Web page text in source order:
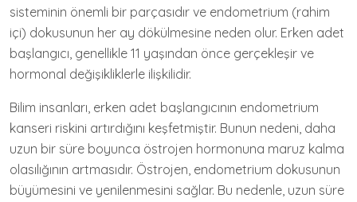
sisteminin önemli bir parçasıdır ve endometrium (rahim
içi) dokusunun her ay dökülmesine neden olur. Erken adet
başlangıcı, genellikle 11 yaşından önce gerçekleşir ve
hormonal değişikliklerle ilişkilidir.
Bilim insanları, erken adet başlangıcının endometrium
kanseri riskini artırdığını keşfetmiştir. Bunun nedeni, daha
uzun bir süre boyunca östrojen hormonuna maruz kalma
olasılığının artmasıdır. Östrojen, endometrium dokusunun
büyümesini ve yenilenmesini sağlar. Bu nedenle, uzun süre